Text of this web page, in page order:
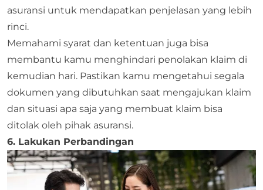
asuransi untuk mendapatkan penjelasan yang lebih
rinci.
Memahami syarat dan ketentuan juga bisa
membantu kamu menghindari penolakan klaim di
kemudian hari. Pastikan kamu mengetahui segala
dokumen yang dibutuhkan saat mengajukan klaim
dan situasi apa saja yang membuat klaim bisa
ditolak oleh pihak asuransi.
6. Lakukan Perbandingan